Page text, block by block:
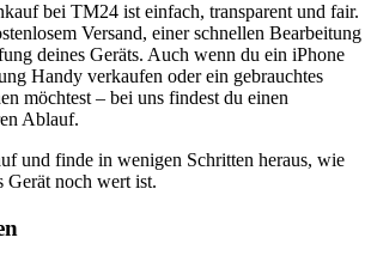
bei TM24 ist einfach, transparent und fair.
Versand, einer schnellen Bearbeitung
deines Geräts. Auch wenn du ein iPhone
Handy verkaufen oder ein gebrauchtes
möchtest – bei uns findest du einen
Ablauf.
und finde in wenigen Schritten heraus, wie
Gerät noch wert ist.